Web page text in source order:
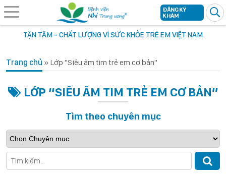
TẬN TÂM - CHẤT LƯỢNG VÌ SỨC KHỎE TRẺ EM VIỆT NAM
ĐĂNG KÝ
KHÁM
Trang chủ » Lớp "Siêu âm tim trẻ em cơ bản"
LỚP “SIÊU ÂM TIM TRẺ EM CƠ BẢN”
Tìm theo chuyên mục